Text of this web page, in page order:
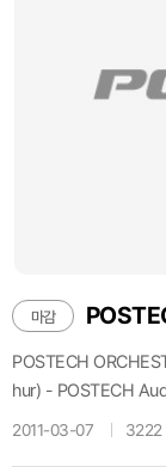
마감
POSTECH
hur) - POSTECH
2011-03-07 3222